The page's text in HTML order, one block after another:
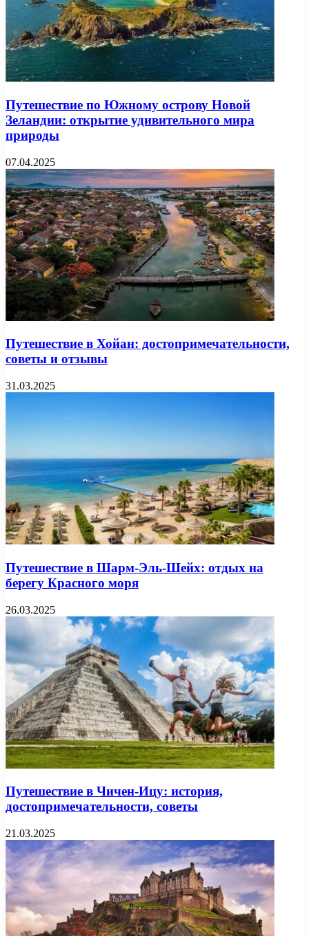
Путешествие по Южному острову Новой
Зеландии: открытие удивительного мира
природы
07.04.2025
Путешествие в Хойан: достопримечательности,
советы и отзывы
31.03.2025
Путешествие в Шарм-Эль-Шейх: отдых на
берегу Красного моря
26.03.2025
Путешествие в Чичен-Ицу: история,
достопримечательности, советы
21.03.2025